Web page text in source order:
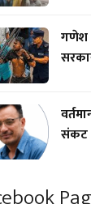
गणेश
संकट